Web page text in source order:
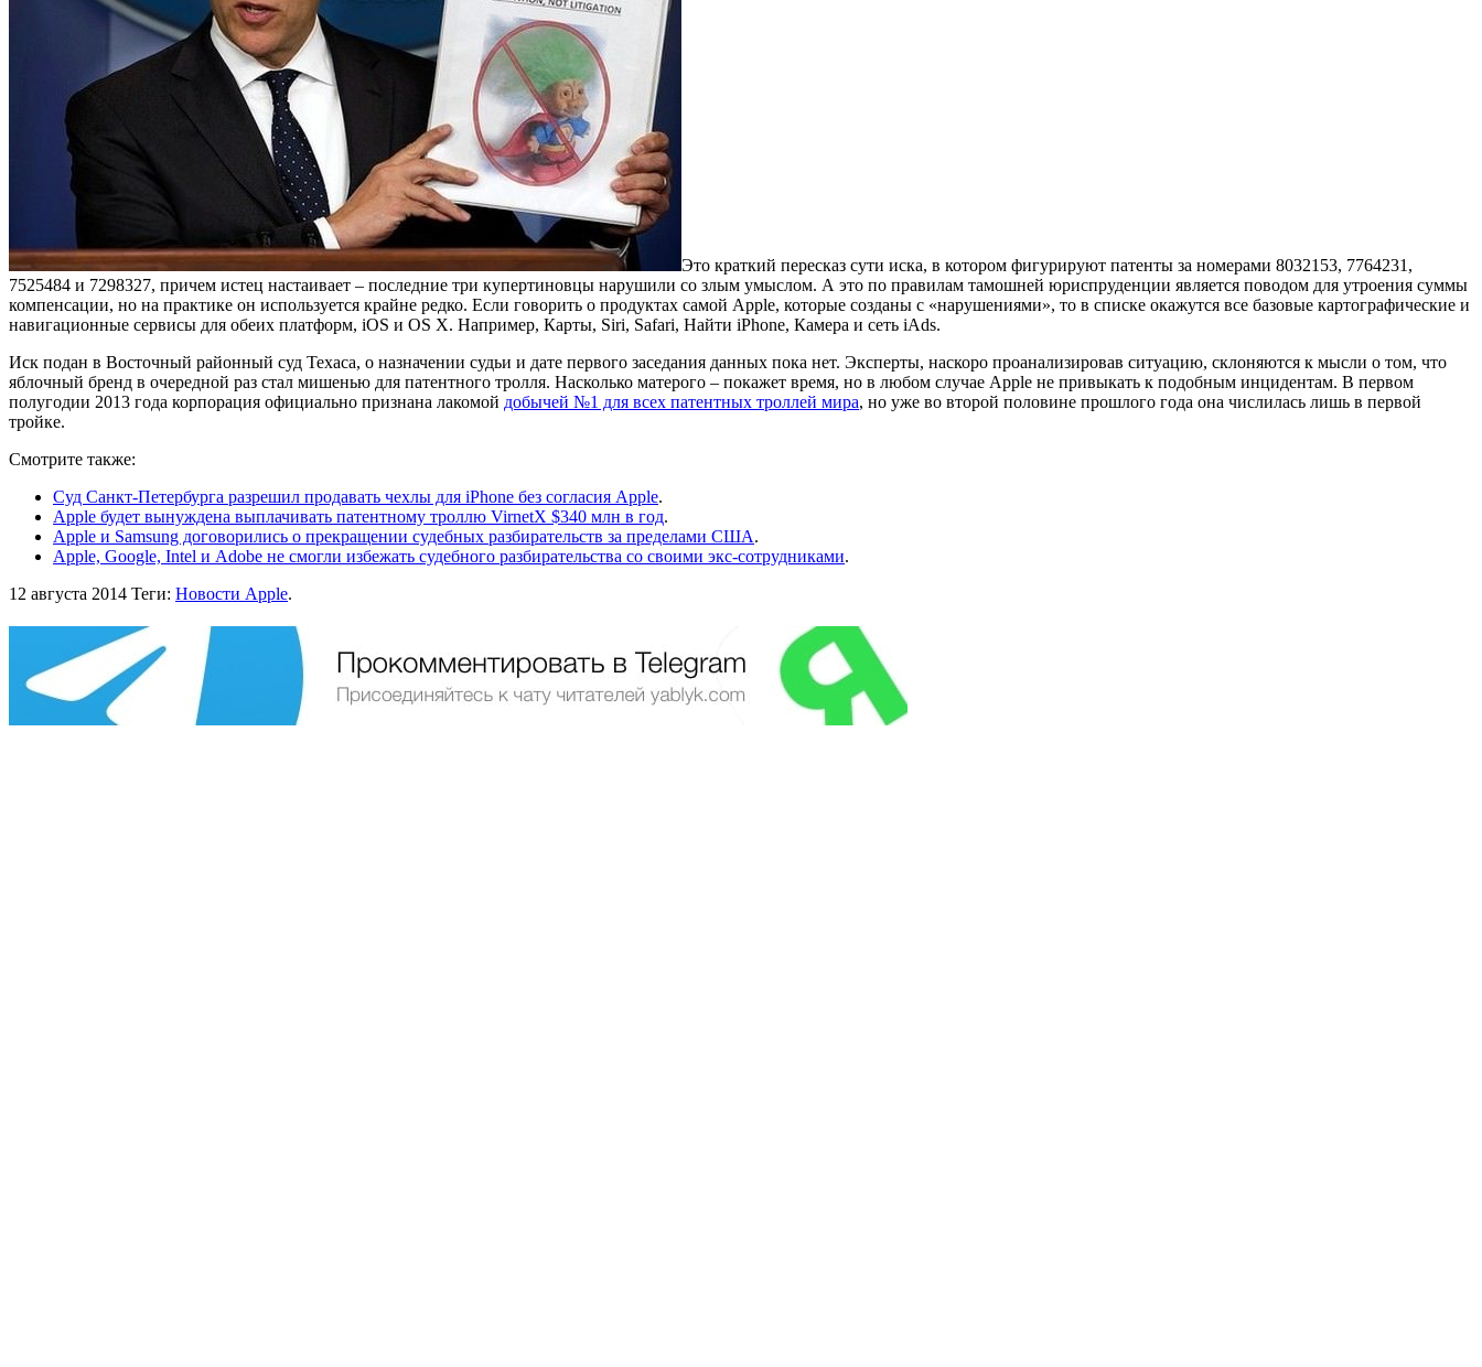
Это краткий пересказ сути иска, в котором фигурируют патенты за номерами 8032153, 7764231,
7525484 и 7298327, причем истец настаивает – последние три купертиновцы нарушили со злым умыслом. А это по правилам тамошней юриспруденции является поводом для утроения суммы
компенсации, но на практике он используется крайне редко. Если говорить о продуктах самой Apple, которые созданы с «нарушениями», то в списке окажутся все базовые картографические и
навигационные сервисы для обеих платформ, iOS и OS X. Например, Карты, Siri, Safari, Найти iPhone, Камера и сеть iAds.
Иск подан в Восточный районный суд Техаса, о назначении судьи и дате первого заседания данных пока нет. Эксперты, наскоро проанализировав ситуацию, склоняются к мысли о том, что
яблочный бренд в очередной раз стал мишенью для патентного тролля. Насколько матерого – покажет время, но в любом случае Apple не привыкать к подобным инцидентам. В первом
полугодии 2013 года корпорация официально признана лакомой добычей №1 для всех патентных троллей мира, но уже во второй половине прошлого года она числилась лишь в первой
тройке.
Смотрите также:
Суд Санкт-Петербурга разрешил продавать чехлы для iPhone без согласия Apple.
Apple будет вынуждена выплачивать патентному троллю VirnetX $340 млн в год.
Apple и Samsung договорились о прекращении судебных разбирательств за пределами США.
Apple, Google, Intel и Adobe не смогли избежать судебного разбирательства со своими экс-сотрудниками.
12 августа 2014 Теги: Новости Apple.